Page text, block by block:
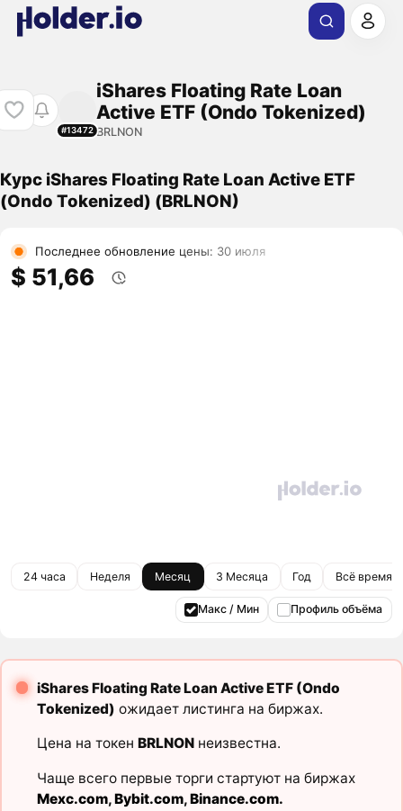
#13472
iShares Floating Rate Loan
Active ETF (Ondo Tokenized)
BRLNON
Курс iShares Floating Rate Loan Active ETF
(Ondo Tokenized) (BRLNON)
Последнее обновление цены: 30 июля
$ 51,66
24 часа Неделя Месяц 3 Месяца Год Всё время
Макс / Мин Профиль объёма
iShares Floating Rate Loan Active ETF (Ondo
Tokenized) ожидает листинга на биржах.
Цена на токен BRLNONнеизвестна.
Чаще всего первые торги стартуют на биржах
Mexc.com,Bybit.com,Binance.com.